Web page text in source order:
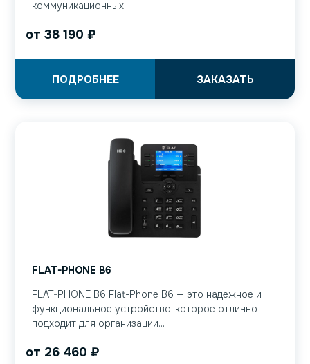
коммуникационных...
от 38 190 ₽
ЗАКАЗАТЬ
ПОДРОБНЕЕ
FLAT-PHONE B6
FLAT-PHONE B6 Flat-Phone B6 — это надежное и
функциональное устройство, которое отлично
подходит для организации...
от 26 460 ₽